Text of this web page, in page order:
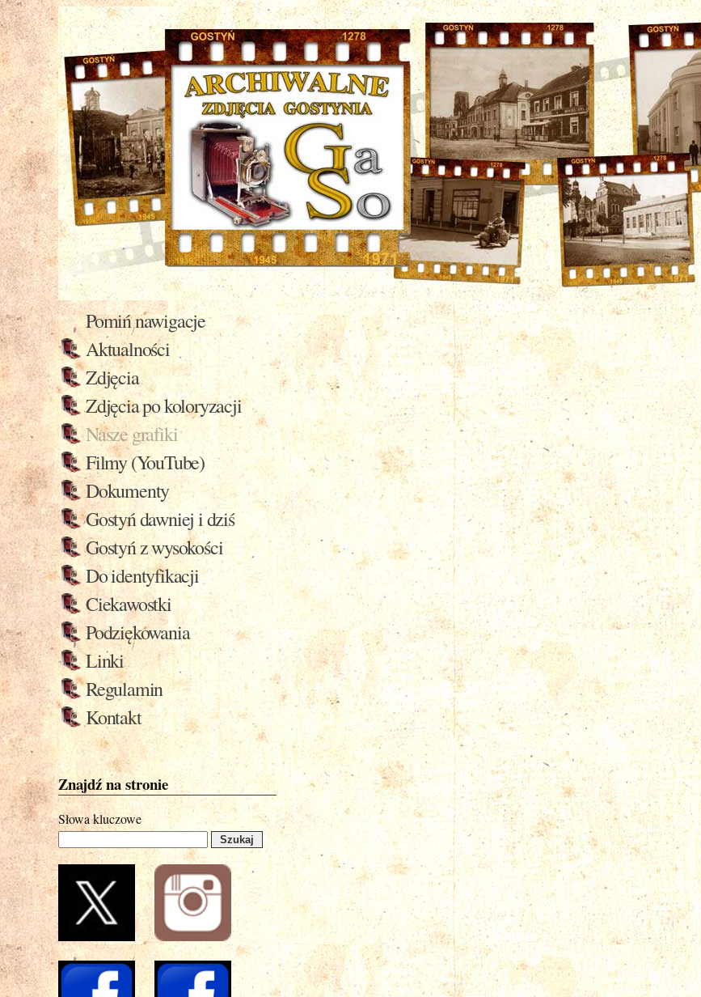
Pomiń nawigacje
Aktualności
Zdjęcia
Zdjęcia po koloryzacji
Nasze grafiki
Filmy (YouTube)
Dokumenty
Gostyń dawniej i dziś
Gostyń z wysokości
Do identyfikacji
Ciekawostki
Podziękowania
Linki
Regulamin
Kontakt
Znajdź na stronie
Słowa kluczowe